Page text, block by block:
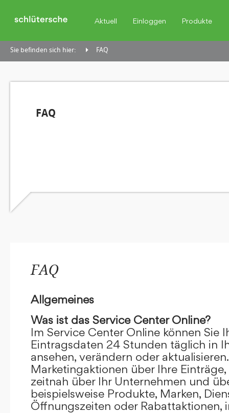
Aktuell Einloggen Produkte
Sie befinden sich hier: FAQ
FAQ
FAQ
Allgemeines
Was ist das Service Center Online?
Im Service Center Online können Sie
Eintragsdaten 24 Stunden täglich in
ansehen, verändern oder
Marketingaktionen über Ihre
zeitnah über Ihr Unternehmen und
beispielsweise Produkte, Marken,
Öffnungszeiten oder Rabattaktionen,